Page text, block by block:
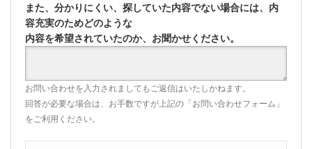
また、分かりにくい、探していた内容でない場合には、内
容充実のためどのような
内容を希望されていたのか、お聞かせください。
お問い合わせを入力されましてもご返信はいたしかねます。
回答が必要な場合は、お手数ですが上記の「お問い合わせフォーム」
をご利用ください。